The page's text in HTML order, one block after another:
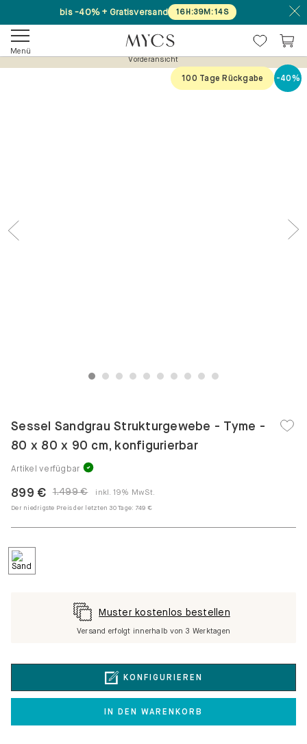
bis -40% + Gratisversand 16H:39M:14S
Menü Vorderansicht
1 2 3 4 5 6 7 8 9 10
100 Tage Rückgabe -40%
Sessel Sandgrau Strukturgewebe - Tyme -
80 x 80 x 90 cm, konfigurierbar
Artikel verfügbar
1.499 €
899 € inkl. 19% MwSt.
Der niedrigste Preis der letzten 30 Tage: 749 €
KONFIGURIEREN
IN DEN WARENKORB
Muster kostenlos bestellen
Versand erfolgt innerhalb von 3 Werktagen